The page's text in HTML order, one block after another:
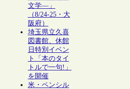
文学―」
（8/24-25・大
阪府）
埼玉県立久喜
図書館、休館
日特別イベン
ト「本のタイ
トルで一句!」
を開催
米・ペンシル